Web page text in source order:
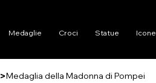
>Medaglia della Madonna di Pompei
Medaglie Croci Statue Icone